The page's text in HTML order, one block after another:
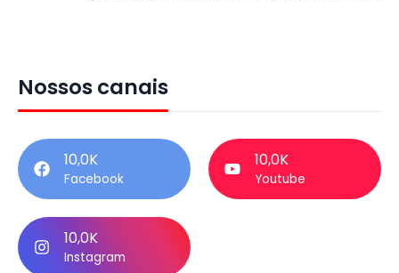
Nossos canais
10,0K
Facebook
10,0K
Youtube
10,0K
Instagram